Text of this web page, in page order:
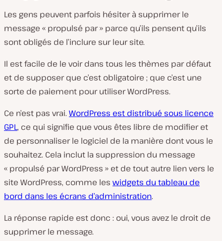
Les gens peuvent parfois hésiter à supprimer le
message « propulsé par » parce qu’ils pensent qu’ils
sont obligés de l’inclure sur leur site.
Il est facile de le voir dans tous les thèmes par défaut
et de supposer que c’est obligatoire ; que c’est une
sorte de paiement pour utiliser WordPress.
Ce n’est pas vrai. WordPress est distribué sous licence
GPL, ce qui signifie que vous êtes libre de modifier et
de personnaliser le logiciel de la manière dont vous le
souhaitez. Cela inclut la suppression du message
« propulsé par WordPress » et de tout autre lien vers le
site WordPress, comme les widgets du tableau de
bord dans les écrans d’administration.
La réponse rapide est donc : oui, vous avez le droit de
supprimer le message.